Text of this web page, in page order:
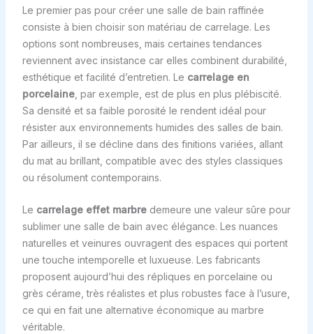
Le premier pas pour créer une salle de bain raffinée
consiste à bien choisir son matériau de carrelage. Les
options sont nombreuses, mais certaines tendances
reviennent avec insistance car elles combinent durabilité,
esthétique et facilité d’entretien. Le carrelage en
porcelaine, par exemple, est de plus en plus plébiscité.
Sa densité et sa faible porosité le rendent idéal pour
résister aux environnements humides des salles de bain.
Par ailleurs, il se décline dans des finitions variées, allant
du mat au brillant, compatible avec des styles classiques
ou résolument contemporains.
Le carrelage effet marbredemeure une valeur sûre pour
sublimer une salle de bain avec élégance. Les nuances
naturelles et veinures ouvragent des espaces qui portent
une touche intemporelle et luxueuse. Les fabricants
proposent aujourd’hui des répliques en porcelaine ou
grès cérame, très réalistes et plus robustes face à l’usure,
ce qui en fait une alternative économique au marbre
véritable.